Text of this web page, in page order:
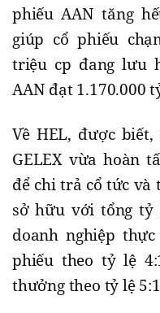
phiếu AAN tăng
giúp cổ phiếu
triệu cp đang lưu
AAN đạt 1.170.000
Về HEL, được
GELEX vừa hoàn
để chi trả cổ tức và
sở hữu với tổng tỷ
doanh nghiệp
phiếu theo tỷ lệ
thưởng theo tỷ lệ